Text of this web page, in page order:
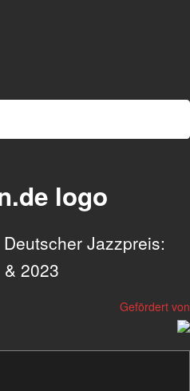
Jazzpreis:
2023
Gefördert von